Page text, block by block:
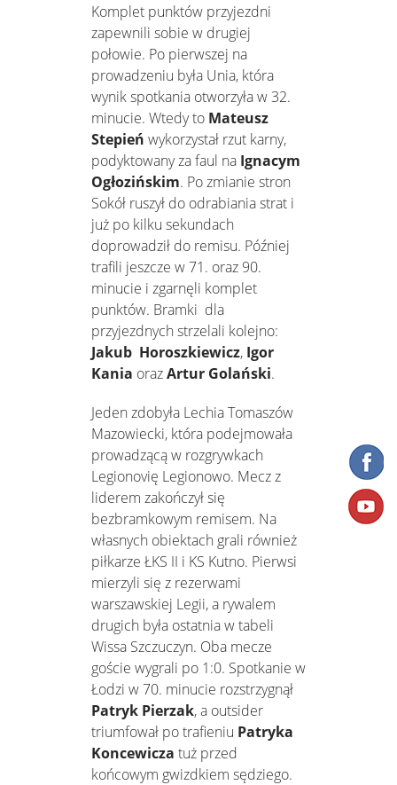
Komplet punktów przyjezdni
zapewnili sobie w drugiej
połowie. Po pierwszej na
prowadzeniu była Unia, która
wynik spotkania otworzyła w 32.
minucie. Wtedy to Mateusz
Stepień wykorzystał rzut karny,
podyktowany za faul na Ignacym
Ogłozińskim. Po zmianie stron
Sokół ruszył do odrabiania strat i
już po kilku sekundach
doprowadził do remisu. Później
trafili jeszcze w 71. oraz 90.
minucie i zgarnęli komplet
punktów. Bramki dla
przyjezdnych strzelali kolejno:
Jakub Horoszkiewicz, Igor
Kania orazArtur Golański.
Jeden zdobyła Lechia Tomaszów
Mazowiecki, która podejmowała
prowadzącą w rozgrywkach
Legionovię Legionowo. Mecz z
liderem zakończył się
bezbramkowym remisem. Na
własnych obiektach grali również
piłkarze ŁKS II i KS Kutno. Pierwsi
mierzyli się z rezerwami
warszawskiej Legii, a rywalem
drugich była ostatnia w tabeli
Wissa Szczuczyn. Oba mecze
goście wygrali po 1:0. Spotkanie w
Łodzi w 70. minucie rozstrzygnął
Patryk Pierzak, a outsider
triumfował po trafieniu Patryka
Koncewicza tuż przed
końcowym gwizdkiem sędziego.